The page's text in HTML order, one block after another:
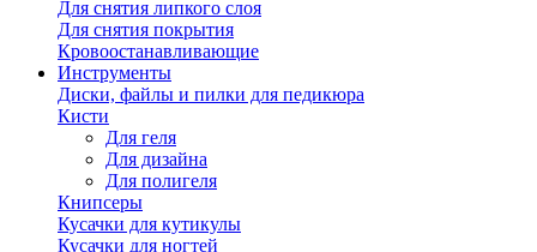
Для снятия липкого слоя
Для снятия покрытия
Кровоостанавливающие
Инструменты
Диски, файлы и пилки для педикюра
Кисти
Для геля
Для дизайна
Для полигеля
Книпсеры
Кусачки для кутикулы
Кусачки для ногтей